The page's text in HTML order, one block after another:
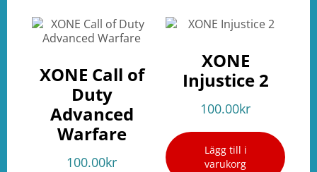
XONE Call of
Duty
Advanced
Warfare
100.00kr
XONE
Injustice 2
100.00kr
Lägg till i
varukorg